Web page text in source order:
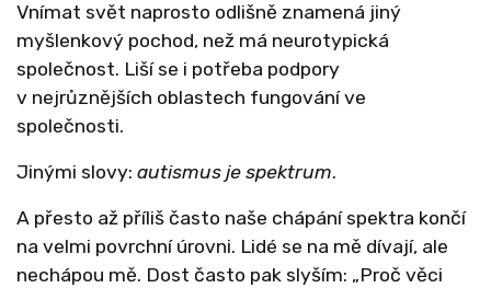
Vnímat svět naprosto odlišně znamená jiný
myšlenkový pochod, než má neurotypická
společnost. Liší se i potřeba podpory
v nejrůznějších oblastech fungování ve
společnosti.
Jinými slovy: autismus je spektrum.
A přesto až příliš často naše chápání spektra končí
na velmi povrchní úrovni. Lidé se na mě dívají, ale
nechápou mě. Dost často pak slyším: „Proč věci